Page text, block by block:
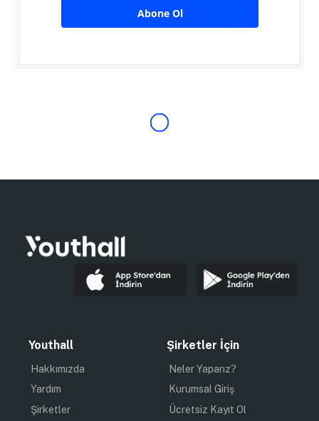
Abone Ol
Oluşturulur: İpuçları ve
İŞVEREN MARKASI Alara Aslan
6 dk okuma süresi